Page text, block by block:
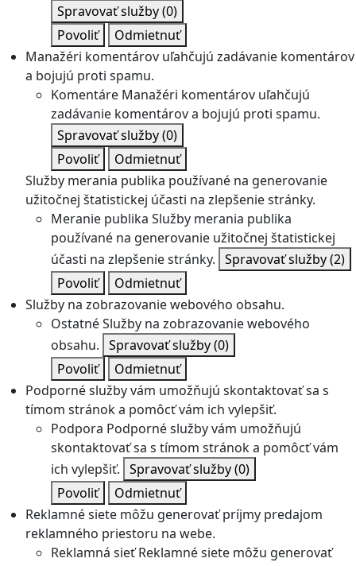
Spravovať služby(0)
Povoliť
Odmietnuť
Manažéri komentárov uľahčujú zadávanie komentárov
a bojujú proti spamu.
Komentáre Manažéri komentárov uľahčujú
zadávanie komentárov a bojujú proti spamu.
Spravovať služby(0)
Povoliť
Odmietnuť
Služby merania publika používané na generovanie
užitočnej štatistickej účasti na zlepšenie stránky.
Meranie publika Služby merania publika
používané na generovanie užitočnej štatistickej
účasti na zlepšenie stránky. Spravovať služby(2)
Povoliť
Odmietnuť
Služby na zobrazovanie webového obsahu.
OstatnéSlužby na zobrazovanie webového
obsahu. Spravovať služby(0)
Povoliť
Odmietnuť
Podporné služby vám umožňujú skontaktovať sa s
tímom stránok a pomôcť vám ich vylepšiť.
Podpora Podporné služby vám umožňujú
skontaktovať sa s tímom stránok a pomôcť vám
ich vylepšiť. Spravovať služby(0)
Povoliť
Odmietnuť
Reklamné siete môžu generovať príjmy predajom
reklamného priestoru na webe.
Reklamná sieť Reklamné siete môžu generovať